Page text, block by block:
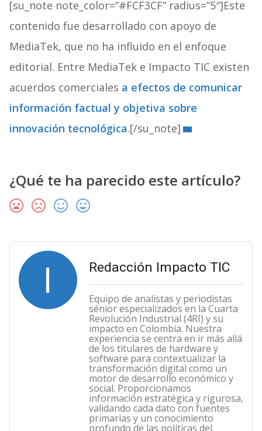
[su_note note_color=”#FCF3CF” radius=”5″]Este
contenido fue desarrollado con apoyo de
MediaTek, que no ha influido en el enfoque
editorial. Entre MediaTek e Impacto TIC existen
acuerdos comerciales a efectos de comunicar
información factual y objetiva sobre
innovación tecnológica.[/su_note]
¿Qué te ha parecido este artículo?
I Redacción Impacto TIC
Equipo de analistas y periodistas
sénior especializados en la Cuarta
Revolución Industrial (4RI) y su
impacto en Colombia. Nuestra
experiencia se centra en ir más allá
de los titulares de hardware y
software para contextualizar la
transformación digital como un
motor de desarrollo económico y
social. Proporcionamos
información estratégica y rigurosa,
validando cada dato con fuentes
primarias y un conocimiento
profundo de las políticas del